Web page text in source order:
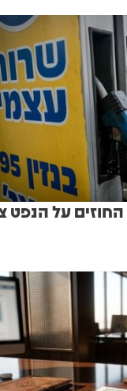
על הנפט